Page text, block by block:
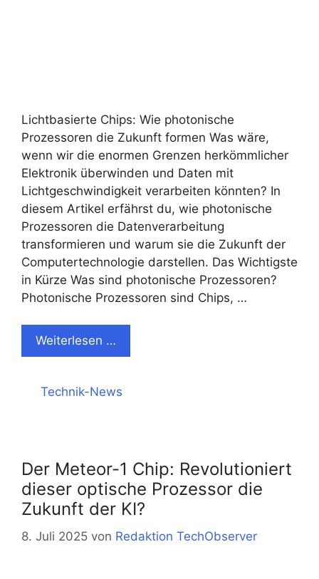
Lichtbasierte Chips: Wie photonische
Prozessoren die Zukunft formen Was wäre,
wenn wir die enormen Grenzen herkömmlicher
Elektronik überwinden und Daten mit
Lichtgeschwindigkeit verarbeiten könnten? In
diesem Artikel erfährst du, wie photonische
Prozessoren die Datenverarbeitung
transformieren und warum sie die Zukunft der
Computertechnologie darstellen. Das Wichtigste
in Kürze Was sind photonische Prozessoren?
Photonische Prozessoren sind Chips, …
Weiterlesen …
Kategorien
Technik-News
Der Meteor-1 Chip: Revolutioniert
dieser optische Prozessor die
Zukunft der KI?
8. Juli 2025 von Redaktion TechObserver